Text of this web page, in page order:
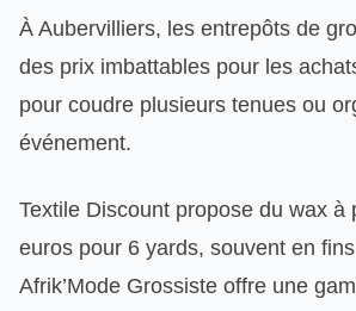
À Aubervilliers, les entrepôts de
des prix imbattables pour les
pour coudre plusieurs tenues ou
événement.
Textile Discount propose du wax à
euros pour 6 yards, souvent en
Afrik’Mode Grossiste offre une